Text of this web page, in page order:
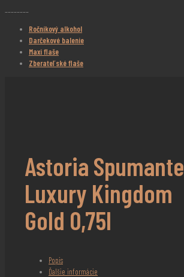
________
Ročníkový alkohol
Darčekové balenie
Maxi flaše
Zberateľské flaše
Astoria Spumante
Luxury Kingdom
Gold 0,75l
Popis
Ďalšie informácie